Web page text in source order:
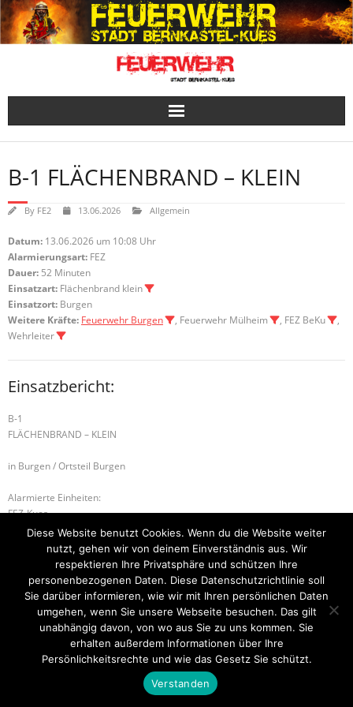
Skip
to
content
B-1 FLÄCHENBRAND – KLEIN
By FE2 13.06.2026 Allgemein
Datum: 13.06.2026 um 10:08 Uhr
Alarmierungsart: FEZ
Dauer: 52 Minuten
Einsatzart: Flächenbrand klein
Einsatzort: Burgen
Weitere Kräfte: Feuerwehr Burgen , Feuerwehr Mülheim , FEZ BeKu
,
Wehrleiter
Einsatzbericht:
B-1
FLÄCHENBRAND – KLEIN
in Burgen / Ortsteil Burgen
Alarmierte Einheiten:
FEZ-Kues
BeKu WL
B-2 BRANDMELDEANLAGE
B-1 RAUCHENTWICKLUNG IM FREIEN
Startseite Einsätze Mitglied werden Über uns
Kontakt
Think Up Themes Ltd. Powered by
Diese Website benutzt Cookies. Wenn du die Website weiter
nutzt, gehen wir von deinem Einverständnis aus. Wir
respektieren Ihre Privatsphäre und schützen Ihre
personenbezogenen Daten. Diese Datenschutzrichtlinie soll
Sie darüber informieren, wie wir mit Ihren persönlichen Daten
umgehen, wenn Sie unsere Webseite besuchen. Das gilt
unabhängig davon, von wo aus Sie zu uns kommen. Sie
erhalten außerdem Informationen über Ihre
Persönlichkeitsrechte und wie das Gesetz Sie schützt.
Verstanden